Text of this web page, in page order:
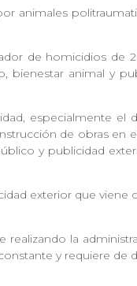
animales
de homicidios de
animal y
especialmente
de obras
y publicidad
exterior que
la
y requiere de